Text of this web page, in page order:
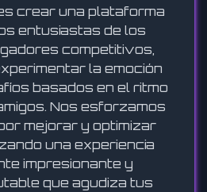
crear una plataforma
entusiastas de los
competitivos,
la emoción
basados en el ritmo
Nos esforzamos
mejorar y optimizar
una experiencia
impresionante y
que agudiza tus